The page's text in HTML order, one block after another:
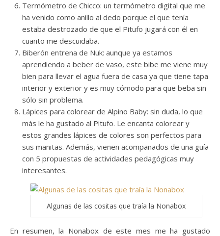
Termómetro de Chicco: un termómetro digital que me
ha venido como anillo al dedo porque el que tenía
estaba destrozado de que el Pitufo jugará con él en
cuanto me descuidaba.
Biberón entrena de Nuk: aunque ya estamos
aprendiendo a beber de vaso, este bibe me viene muy
bien para llevar el agua fuera de casa ya que tiene tapa
interior y exterior y es muy cómodo para que beba sin
sólo sin problema.
Lápices para colorear de Alpino Baby: sin duda, lo que
más le ha gustado al Pitufo. Le encanta colorear y
estos grandes lápices de colores son perfectos para
sus manitas. Además, vienen acompañados de una guía
con 5 propuestas de actividades pedagógicas muy
interesantes.
Algunas de las cositas que traía la Nonabox
En resumen, la Nonabox de este mes me ha gustado